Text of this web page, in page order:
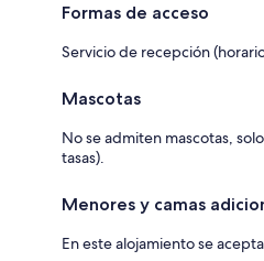
Formas de acceso
Servicio de recepción
Mascotas
No se admiten mascotas,
tasas).
Menores y camas
En este alojamiento se